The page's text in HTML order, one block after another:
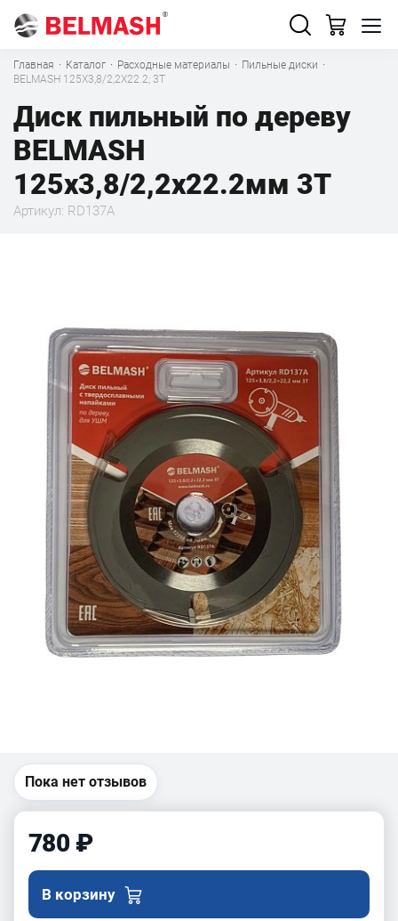
Главная · Каталог · Расходные материалы · Пильные диски ·
BELMASH 125X3,8/2,2X22.2; 3T
Диск пильный по дереву
BELMASH
125x3,8/2,2x22.2мм 3T
Артикул: RD137A
Пока нет отзывов
780 ₽
В корзину